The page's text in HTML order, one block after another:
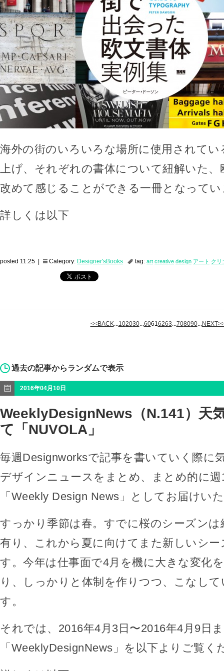
海外の街のいろいろな場所に使用されてい
上げ、それぞれの書体について紐解いた、
改めて感じることができる一冊となって
詳しくは以下
posted 11:25 | Category: Designer'sBooks tag: art creative design アート クリ
<<BACK...102030...60616263...708090...
過去の記事からランダムで表示
2016年04月10日
WeeklyDesignNews（N.141）天
て「NUVOLA」
毎週Designworksで記事を書いていく際に
デザインニュースをまとめ、まとめ的に週
「Weekly Design News」としてお届けい
すっかり季節は春。すでに桜のシーズン
有り、これから夏に向けてまた新しいシ
す。今年は仕事面で4月を機に大きな変化
り、しっかりと体制を作りつつ、こなし
す。
それでは、2016年4月3日〜2016年4月9日
「WeeklyDesignNews」を以下よりご覧く